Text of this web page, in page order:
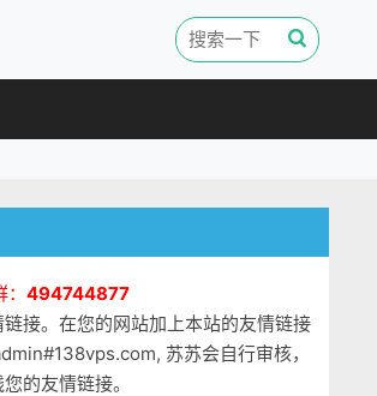
494744877
接。在您的网站加上本站的友情链接
苏苏会自行审核，
的友情链接。